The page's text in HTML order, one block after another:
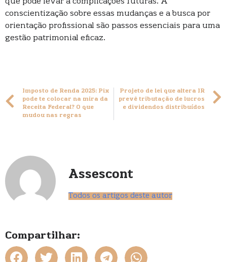
que pode levar a complicações futuras. A
conscientização sobre essas mudanças e a busca por
orientação profissional são passos essenciais para uma
gestão patrimonial eficaz.
Imposto de Renda 2025: Pix
pode te colocar na mira da
Receita Federal? O que
mudou nas regras
Projeto de lei que altera IR
prevê tributação de lucros
e dividendos distribuídos
Assescont
Todos os artigos deste autor
Compartilhar: